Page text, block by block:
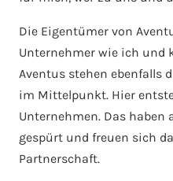
Die Eigentümer von
Unternehmer wie ich und
Aventus stehen ebenfalls
im Mittelpunkt. Hier
Unternehmen. Das
gespürt und freuen sich
Partnerschaft.